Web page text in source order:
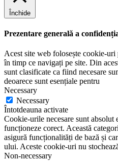
Închide
Prezentare generală a
Acest site web folosește cookie-
în timp ce navigați pe site. Din
sunt clasificate ca fiind necesare
deoarece sunt esențiale pentru
Necessary
Necessary
Întotdeauna activate
Cookie-urile necesare sunt absolut
funcționeze corect. Această
asigură funcționalități de bază și
ului. Aceste cookie-uri nu
Non-necessary